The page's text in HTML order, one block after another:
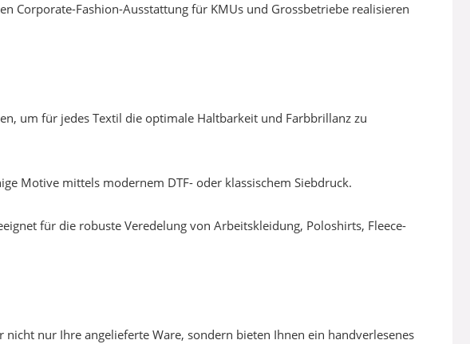
Corporate-Fashion-Ausstattung für KMUs und Grossbetriebe realisieren
um für jedes Textil die optimale Haltbarkeit und Farbbrillanz zu
Motive mittels modernem DTF- oder klassischem Siebdruck.
für die robuste Veredelung von Arbeitskleidung, Poloshirts, Fleece-
nur Ihre angelieferte Ware, sondern bieten Ihnen ein handverlesenes